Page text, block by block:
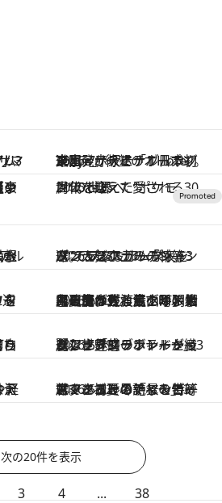
2026.7.7
東京・赤坂に「1 Hotel Tokyo」待望のオープン。米国発サステナブルラグジュアリーホテル日本初進出
2026.6.25
世代を超えて愛される30周年を迎えた“ポケモン”の世界へ
2026.6.23
ワンランク上の「シャンパン＆ビアガーデン」3選。人気ホテルの特等席“テラス＆ループトップ”でプレミアムな夜を
2026.6.13
【夏旅は佐渡島へ！】世界遺産の佐渡金山や明治の風情が残る鉱山町・相川の街歩き。涼を呼ぶスイーツ、島ならではの景色を見ながら夏グルメも楽しめる！
2026.5.19
麗しき「コラボレーションアフタヌーンティー」3選。世界的ブランドとラグジュアリーホテルが織りなす魅惑のティータイム
2026.5.12
甘くとろける「マンゴーアフタヌーンティー」3選。ホテルの絶景＆特等席で、初夏の訪れを告げるマンゴー尽くしのティータイムを！
次の20件を表示
3 4 ... 38